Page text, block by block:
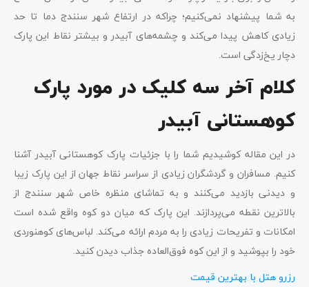
به شما پیشنهاد نمی‌کنیم؛ چراکه در ارتفاع شهر سنندج دما تا حد
زیادی کاهش پیدا می‌کند و چشمه‌های آبیدر و بیشتر نقاط این پارک
دچار یخ‌زدگی است.
کلام آخر سه کلیک در مورد پارک
کوهستانی آبیدر
در این مقاله کوشیدیم شما را با جزئیات پارک کوهستانی آبیدر آشنا
کنیم. مسافران و گردشگران زیادی از سراسر نقاط جهان از این پارک زیبا
و دیدنی بازدید می‌کنند و به تماشای منظره خاص شهر سنندج از
بالاترین نقطه می‌پردازند. این پارک که میان دو کوه واقع شده است
امکانات و تفریحات زیادی را به مردم ارائه می‌کند. لباس‌های کوهنوردی
خود را بپوشید و از این کوه فوق‌العاده جذاب دیدن کنید.
رزرو هتل با بهترین قیمت